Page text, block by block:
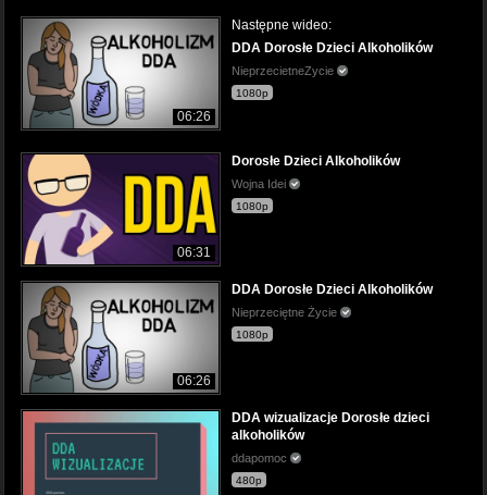
06:26
Następne wideo:
DDA Dorosłe Dzieci Alkoholików
NieprzecietneZycie
1080p
06:31
Dorosłe Dzieci Alkoholików
Wojna Idei
1080p
06:26
DDA Dorosłe Dzieci Alkoholików
Nieprzeciętne Życie
1080p
DDA wizualizacje Dorosłe dzieci
alkoholików
ddapomoc
480p